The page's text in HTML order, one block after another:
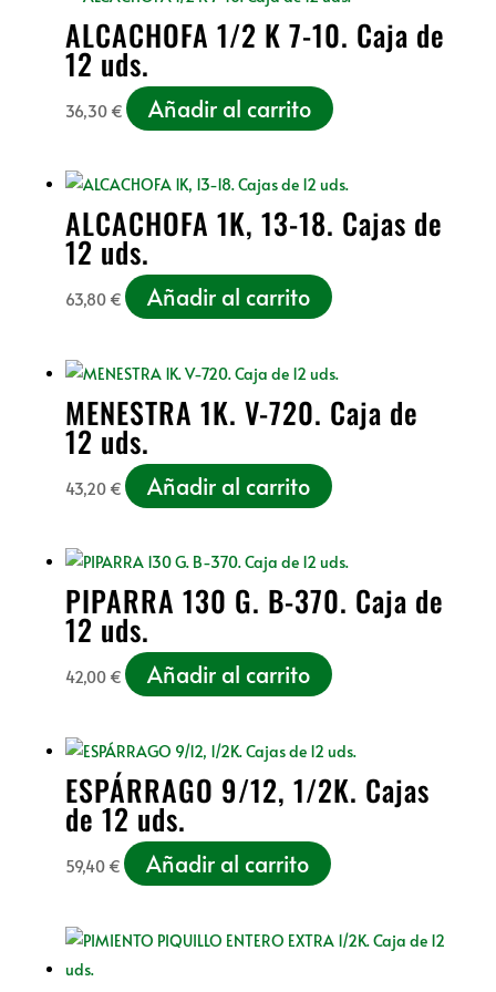
ALCACHOFA 1/2 K 7-10. Caja de
12 uds.
36,30 € Añadir al carrito
ALCACHOFA 1K, 13-18. Cajas de
12 uds.
63,80 € Añadir al carrito
MENESTRA 1K. V-720. Caja de
12 uds.
43,20 € Añadir al carrito
PIPARRA 130 G. B-370. Caja de
12 uds.
42,00 € Añadir al carrito
ESPÁRRAGO 9/12, 1/2K. Cajas
de 12 uds.
59,40 € Añadir al carrito